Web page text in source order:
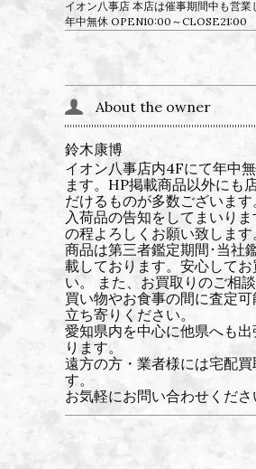
イオン八事店 本店は催事期間中も営業
年中無休 OPEN10:00～CLOSE21:00
About the owner
鈴木康博
イオン八事店内4Fにて年中
ます。HP掲載商品以外にも
だけるものが多数ございま
入荷品の告知をしてまいり
の程よろしくお願い致します
商品は第三者鑑定期間･当社
載しております。安心してお
い。 また、お買取りのご相
買い物やお食事の間に査定
立ち寄りください。
愛知県内を中心に他県へも
ります。
遠方の方・業者様には宅配
す。
お気軽にお問い合わせくださ